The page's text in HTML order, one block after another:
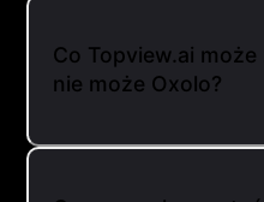
Co Topview.ai
nie może Oxolo?